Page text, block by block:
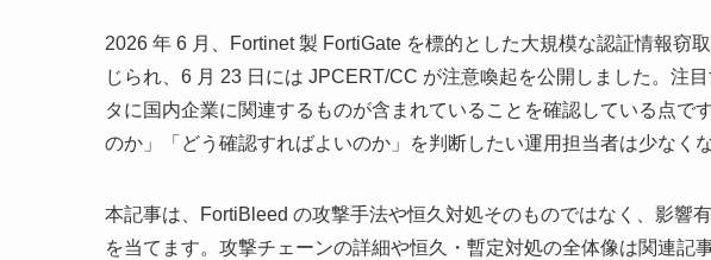
2026 年 6 月、Fortinet 製 FortiGate を標的とした大規模な認証情報窃
じられ、6 月 23 日には JPCERT/CC が注意喚起を公開しました。注
タに国内企業に関連するものが含まれていることを確認している点で
のか」「どう確認すればよいのか」を判断したい運用担当者は少なく
本記事は、FortiBleed の攻撃手法や恒久対処そのものではなく、影響
を当てます。攻撃チェーンの詳細や恒久・暫定対処の全体像は関連記